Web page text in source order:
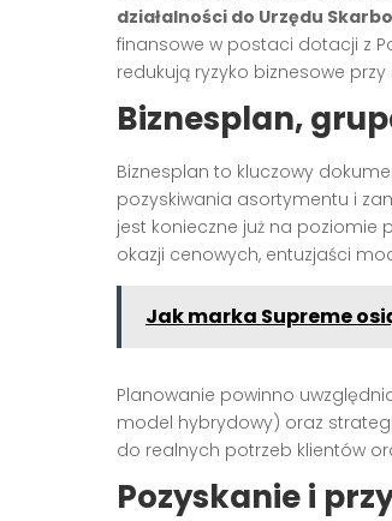
działalności do Urzędu
finansowe w postaci dotacji z
redukują ryzyko biznesowe
Biznesplan,
Biznesplan to kluczowy
pozyskiwania asortymentu i
jest konieczne już na poziomie
okazji cenowych, entuzjaści
Jak marka Supreme
Planowanie powinno
model hybrydowy) oraz
do realnych potrzeb klientów
Pozyskanie i